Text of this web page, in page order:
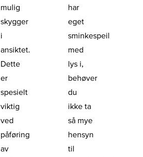
mulig
skygger
i
ansiktet.
Dette
er
spesielt
viktig
ved
påføring
av
har
eget
sminkespeil
med
lys i,
behøver
du
ikke ta
så mye
hensyn
til